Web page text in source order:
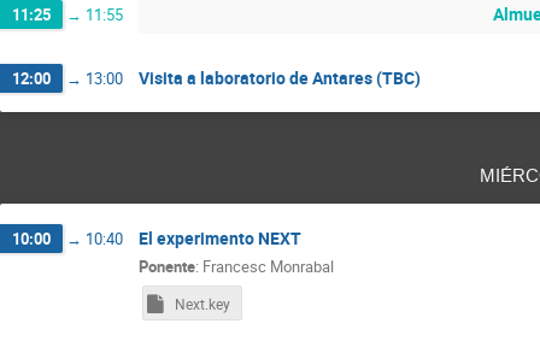
11:25 → 11:55
12:00 → 13:00 Visita a laboratorio de Antares (TBC)
10:00 → 10:40 El experimento NEXT
Ponente: Francesc Monrabal
Next.key